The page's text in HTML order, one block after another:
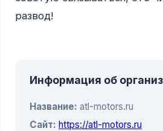
развод!
Информация об
Название: atl-motors.ru
Сайт: https://atl-motors.ru